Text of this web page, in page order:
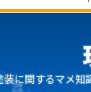
装に関するマメ知